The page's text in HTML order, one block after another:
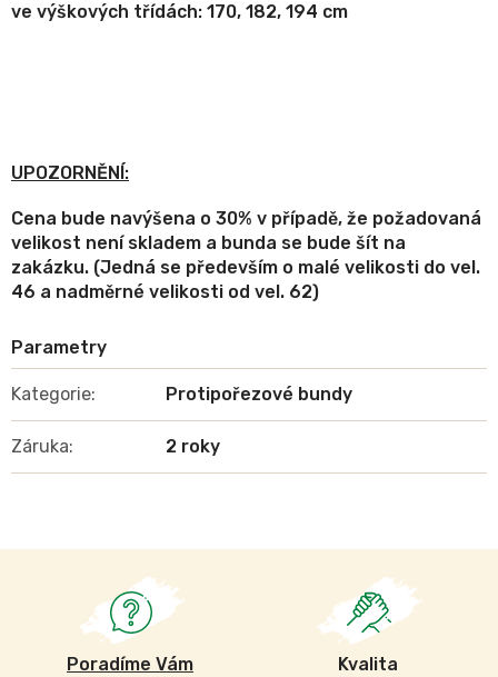
Poradíme Vám Kvalita
ve výškových třídách: 170, 182, 194 cm
UPOZORNĚNÍ:
Cena bude navýšena o 30% v případě, že požadovaná
velikost není skladem a bunda se bude šít na
zakázku. (Jedná se především o malé velikosti do vel.
46 a nadměrné velikosti od vel. 62)
Kategorie: Protipořezové bundy
Záruka: 2 roky